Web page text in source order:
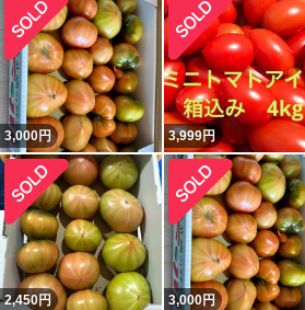
3,000円 3,999円
2,450円 3,000円